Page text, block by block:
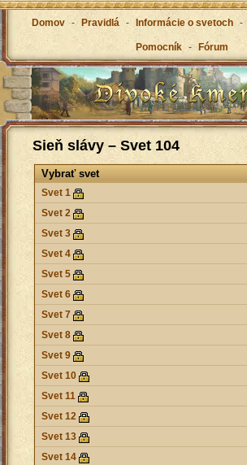
Domov - Pravidlá - Informácie o svetoch -
Pomocník - Fórum
Sieň slávy – Svet 104
Vybrať svet
Svet 1
Svet 2
Svet 3
Svet 4
Svet 5
Svet 6
Svet 7
Svet 8
Svet 9
Svet 10
Svet 11
Svet 12
Svet 13
Svet 14